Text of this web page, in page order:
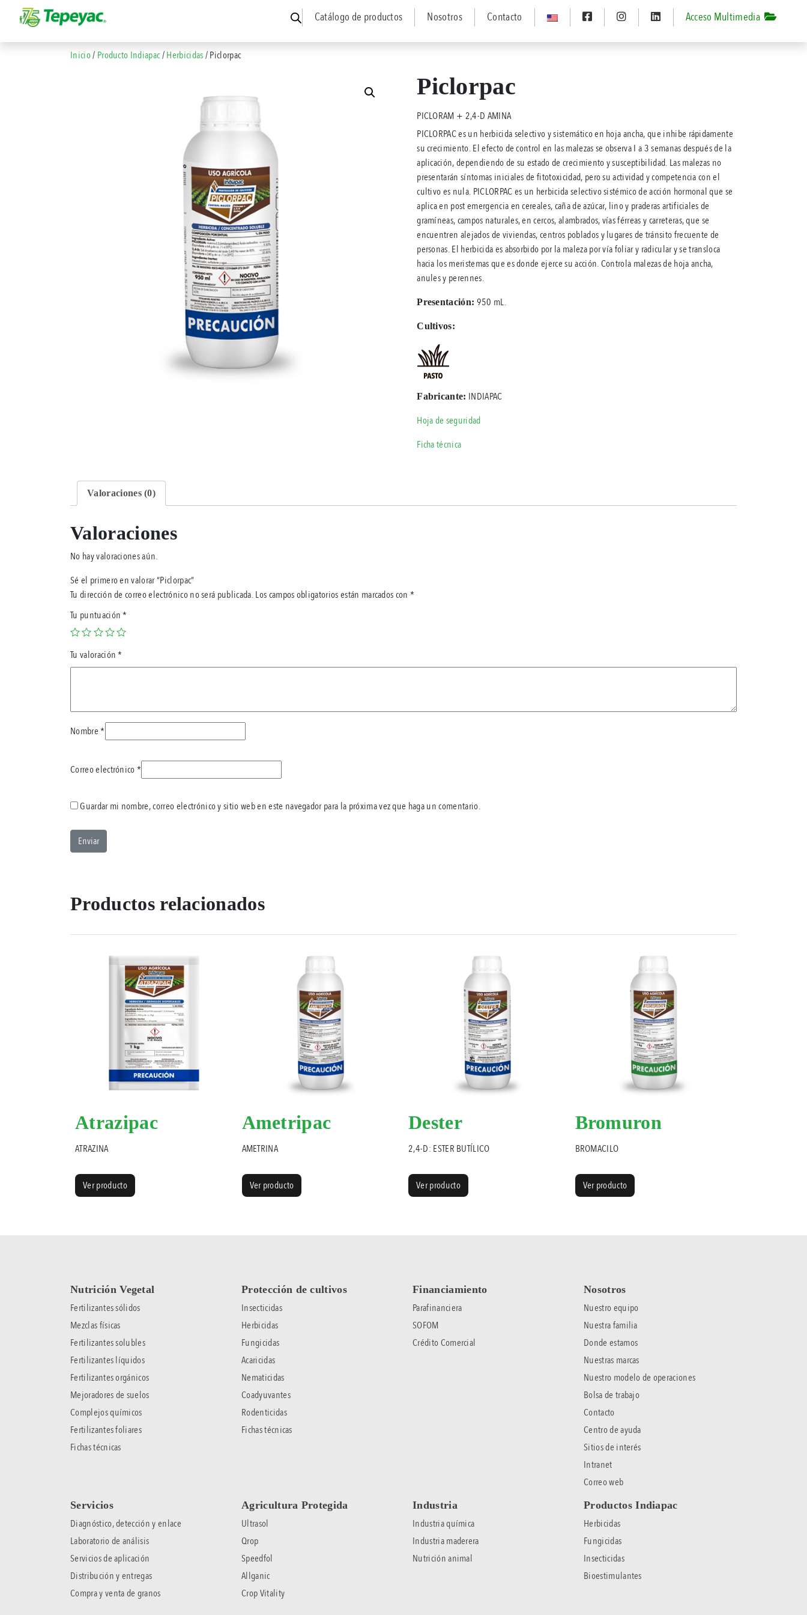
Catálogo de productos Nosotros Contacto Acceso Multimedia
Inicio/ Producto Indiapac/Herbicidas/ Piclorpac
Piclorpac
PICLORAM + 2,4-D AMINA
PICLORPAC es un herbicida selectivo y sistemático en hoja ancha, que inhibe rápidamente
su crecimiento. El efecto de control en las malezas se observa I a 3 semanas después de la
aplicación, dependiendo de su estado de crecimiento y susceptibilidad. Las malezas no
presentarán síntomas iniciales de fitotoxicidad, pero su actividad y competencia con el
cultivo es nula. PICLORPAC es un herbicida selectivo sistémico de acción hormonal que se
aplica en post emergencia en cereales, caña de azúcar, lino y praderas artificiales de
gramíneas, campos naturales, en cercos, alambrados, vías férreas y carreteras, que se
encuentren alejados de viviendas, centros poblados y lugares de tránsito frecuente de
personas. El herbicida es absorbido por la maleza por vía foliar y radicular y se transloca
hacia los meristemas que es donde ejerce su acción. Controla malezas de hoja ancha,
anules y perennes.
Presentación: 950 mL.
Cultivos:
Fabricante: INDIAPAC
Hoja de seguridad
Ficha técnica
Valoraciones (0)
Valoraciones
No hay valoraciones aún.
Sé el primero en valorar “Piclorpac”
Tu dirección de correo electrónico no será publicada.Los campos obligatorios están marcados con*
Tu puntuación*
Tu valoración*
Nombre*
Correo electrónico*
Guardar mi nombre, correo electrónico y sitio web en este navegador para la próxima vez que haga un comentario.
Productos relacionados
Atrazipac
ATRAZINA
Ver producto
Ametripac
AMETRINA
Ver producto
Dester
2,4-D: ESTER BUTÍLICO
Ver producto
Bromuron
BROMACILO
Ver producto
Nutrición Vegetal
Fertilizantes sólidos
Mezclas físicas
Fertilizantes solubles
Fertilizantes líquidos
Fertilizantes orgánicos
Mejoradores de suelos
Complejos químicos
Fertilizantes foliares
Fichas técnicas
Protección de cultivos
Insecticidas
Herbicidas
Fungicidas
Acaricidas
Nematicidas
Coadyuvantes
Rodenticidas
Fichas técnicas
Financiamiento
Parafinanciera
SOFOM
Crédito Comercial
Nosotros
Nuestro equipo
Nuestra familia
Donde estamos
Nuestras marcas
Nuestro modelo de operaciones
Bolsa de trabajo
Contacto
Centro de ayuda
Sitios de interés
Intranet
Correo web
Servicios
Diagnóstico, detección y enlace
Laboratorio de análisis
Servicios de aplicación
Distribución y entregas
Compra y venta de granos
Agricultura Protegida
Ultrasol
Qrop
Speedfol
Allganic
Crop Vitality
Industria
Industria química
Industria maderera
Nutrición animal
Productos Indiapac
Herbicidas
Fungicidas
Insecticidas
Bioestimulantes